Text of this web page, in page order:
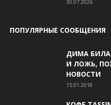
30.07.2026
ПОПУЛЯРНЫЕ СООБЩЕНИЯ
ДИМА
И ЛОЖЬ,
НОВОСТИ
15.01.2018